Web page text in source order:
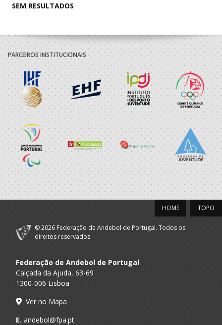
SEM RESULTADOS
PARCEIROS INSTITUCIONAIS
TOPO
HOME
© 2026 Federação de Andebol de Portugal. Todos os
direitos reservados.
Federação de Andebol de Portugal
Calçada da Ajuda, 63-69
1300-006 Lisboa
Ver no Mapa
E. andebol@fpa.pt